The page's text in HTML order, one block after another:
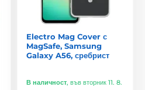
Electro Mag Cover с
MagSafe, Samsung
Galaxy A56, сребрист
В наличност, във вторник 11. 8.